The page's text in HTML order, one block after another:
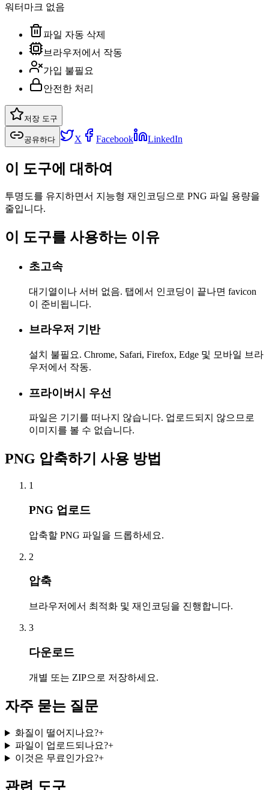
워터마크 없음
파일 자동 삭제
브라우저에서 작동
가입 불필요
안전한 처리
저장 도구
공유하다 X Facebook LinkedIn
이 도구에 대하여
투명도를 유지하면서 지능형 재인코딩으로 PNG 파일 용량을
줄입니다.
이 도구를 사용하는 이유
초고속
대기열이나 서버 없음. 탭에서 인코딩이 끝나면 favicon
이 준비됩니다.
브라우저 기반
설치 불필요. Chrome, Safari, Firefox, Edge 및 모바일 브라
우저에서 작동.
프라이버시 우선
파일은 기기를 떠나지 않습니다. 업로드되지 않으므로
이미지를 볼 수 없습니다.
PNG 압축하기 사용 방법
1
PNG 업로드
압축할 PNG 파일을 드롭하세요.
2
압축
브라우저에서 최적화 및 재인코딩을 진행합니다.
3
다운로드
개별 또는 ZIP으로 저장하세요.
자주 묻는 질문
화질이 떨어지나요?+
파일이 업로드되나요?+
이것은 무료인가요?+
관련 도구